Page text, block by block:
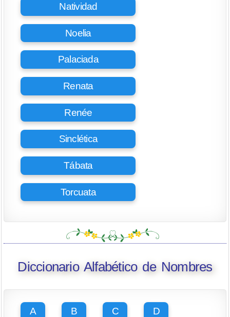
Natividad
Noelia
Palaciada
Renata
Renée
Sinclética
Tábata
Torcuata
Diccionario Alfabético de Nombres
A B C D